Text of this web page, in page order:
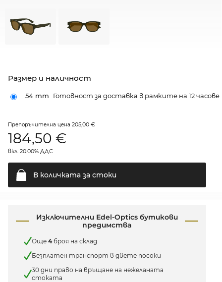
Размер и наличност
54 mm Готовност за доставка в рамките на 12 часове
Препоръчителна цена 205,00 €
184,50 €
вкл. 20.00% ДДС
В количката за стоки
Изключителни Edel-Optics бутикови
предимства
Още 4броя на склад
Безплатен транспорт в двете посоки
30 дни право на връщане на нежеланата
стоката